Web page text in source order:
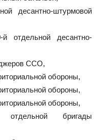
десантно-штурмовой
отдельной десантно-
ССО,
обороны,
обороны,
обороны,
бригады